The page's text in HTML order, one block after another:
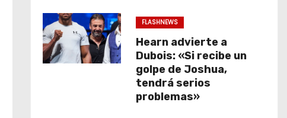
FLASHNEWS
Hearn advierte a
Dubois: «Si recibe un
golpe de Joshua,
tendrá serios
problemas»